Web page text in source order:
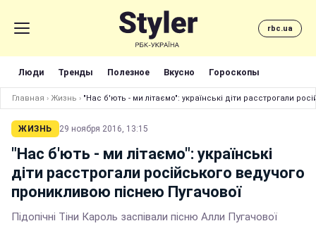
rbc.ua
Люди Тренды Полезное Вкусно Гороскопы
Главная › Жизнь › "Нас б'ють - ми літаємо": українські діти расстрогали
ЖИЗНЬ 29 ноября 2016, 13:15
"Нас б'ють - ми літаємо": українські
діти расстрогали російського ведучого
проникливою піснею Пугачової
Підопічні Тіни Кароль заспівали пісню Алли Пугачової